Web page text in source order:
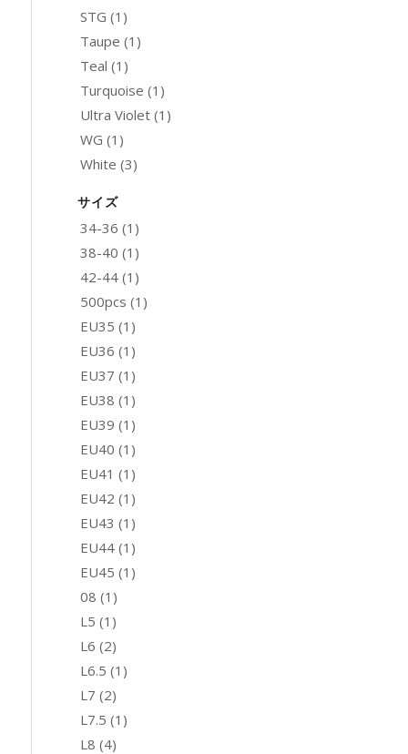
STG (1)
Taupe (1)
Teal (1)
Turquoise (1)
Ultra Violet (1)
WG (1)
White (3)
サイズ
34-36 (1)
38-40 (1)
42-44 (1)
500pcs (1)
EU35 (1)
EU36 (1)
EU37 (1)
EU38 (1)
EU39 (1)
EU40 (1)
EU41 (1)
EU42 (1)
EU43 (1)
EU44 (1)
EU45 (1)
08 (1)
L5 (1)
L6 (2)
L6.5 (1)
L7 (2)
L7.5 (1)
L8 (4)